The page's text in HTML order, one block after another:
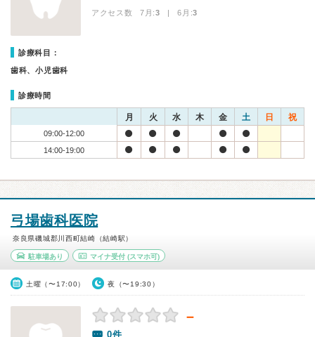
アクセス数 7月:3 | 6月:3
診療科目：
歯科、小児歯科
診療時間
月 火 水 木 金 土 日 祝
09:00-12:00
14:00-19:00
弓場歯科医院
奈良県磯城郡川西町結崎（結崎駅）
駐車場あり マイナ受付(スマホ可)
土曜（〜17:00） 夜（〜19:30）
－
0件